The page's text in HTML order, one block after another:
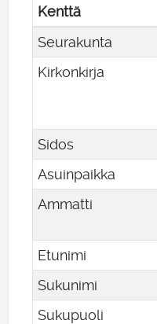
Kenttä
Seurakunta
Kirkonkirja
Sidos
Asuinpaikka
Ammatti
Etunimi
Sukunimi
Sukupuoli